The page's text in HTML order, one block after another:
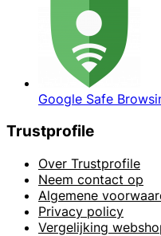
Google Safe
Trustprofile
Over Trustprofile
Neem contact op
Algemene
Privacy policy
Vergelijking